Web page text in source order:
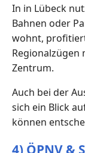
In in Lübeck
Bahnen oder
wohnt,
Regionalzügen
Zentrum.
Auch bei der
sich ein Blick
können
4) ÖPNV &